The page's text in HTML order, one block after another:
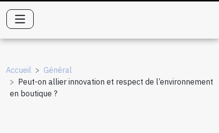
Accueil
Général
Peut-on allier innovation et respect de l’environnement
en boutique ?